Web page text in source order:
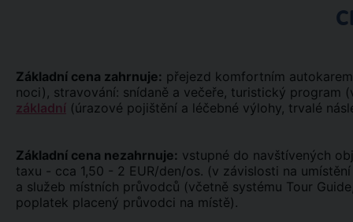
Základní cena zahrnuje: přejezd komfortním
noci), stravování: snídaně a večeře, turistický program
základní (úrazové pojištění a léčebné výlohy, trvalé
Základní cena nezahrnuje: vstupné do navštívených
taxu - cca 1,50 - 2 EUR/den/os. (v závislosti na
a služeb místních průvodců (včetně systému Tour
poplatek placený průvodci na místě).